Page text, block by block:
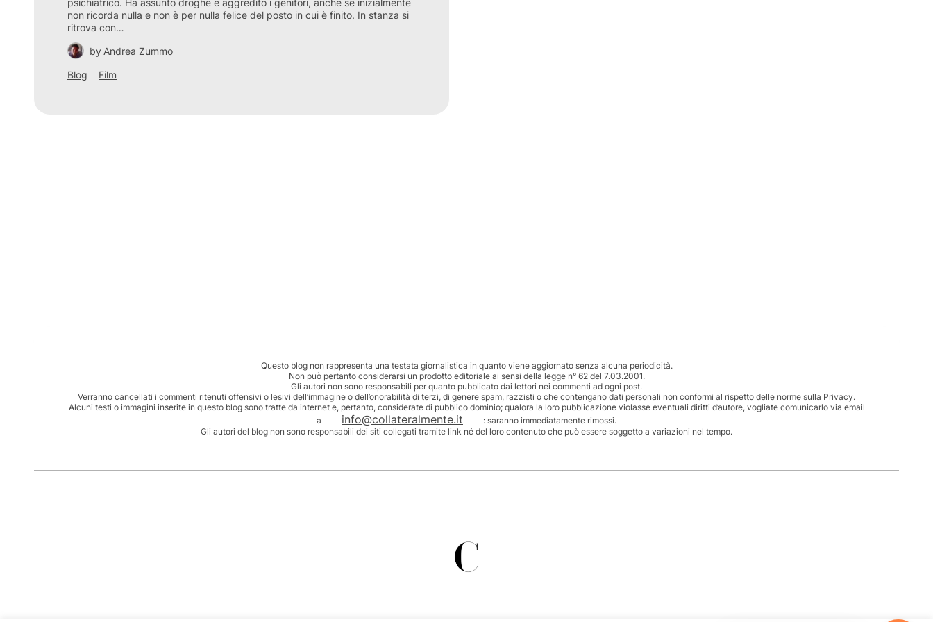
psichiatrico. Ha assunto droghe e aggredito i genitori, anche se inizialmente
non ricorda nulla e non è per nulla felice del posto in cui è finito. In stanza si
ritrova con…
by Andrea Zummo
Blog
Film
Questo blog non rappresenta una testata giornalistica in quanto viene aggiornato senza alcuna periodicità.
Non può pertanto considerarsi un prodotto editoriale ai sensi della legge n° 62 del 7.03.2001.
Gli autori non sono responsabili per quanto pubblicato dai lettori nei commenti ad ogni post.
Verranno cancellati i commenti ritenuti offensivi o lesivi dell’immagine o dell’onorabilità di terzi, di genere spam, razzisti o che contengano dati personali non conformi al rispetto delle norme sulla Privacy.
Alcuni testi o immagini inserite in questo blog sono tratte da internet e, pertanto, considerate di pubblico dominio; qualora la loro pubblicazione violasse eventuali diritti d’autore, vogliate comunicarlo via email
a
info@collateralmente.it
: saranno immediatamente rimossi.
Gli autori del blog non sono responsabili dei siti collegati tramite link né del loro contenuto che può essere soggetto a variazioni nel tempo.